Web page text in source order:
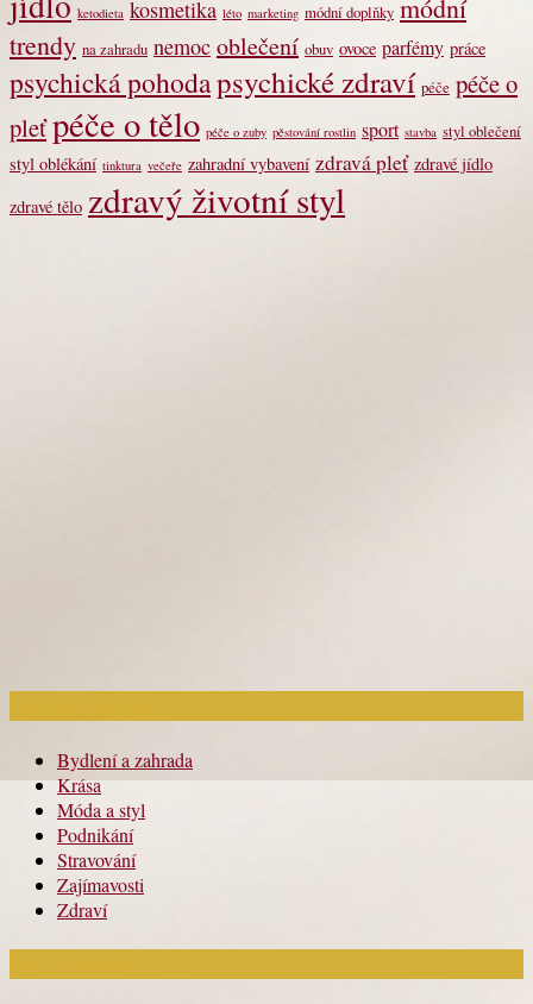
ketodieta kosmetika léto marketing módní doplňky módní
trendy na zahradu nemoc oblečení obuv ovoce parfémy práce
psychická pohodapsychické zdraví péče péče o
pleťpéče o tělo péče o zuby pěstování rostlin sport stavba styl oblečení
styl oblékání tinktura večeře zahradní vybavení zdravá pleť zdravé jídlo
zdravé tělo zdravý životní styl
Bydlení a zahrada
Krása
Móda a styl
Podnikání
Stravování
Zajímavosti
Zdraví